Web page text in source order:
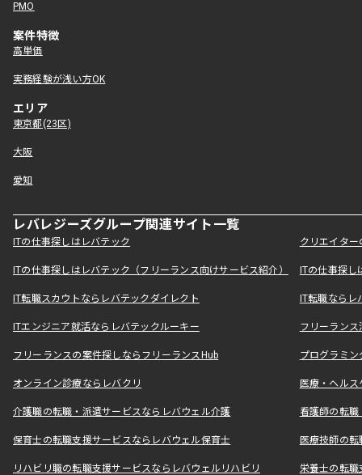
PMO
案件特徴
高単価
実務経験が浅い方OK
エリア
東京都(23区)
大阪
愛知
レバレジーズグループ関連サイト一覧
ITの仕事探しはレバテック クリエイタ
ITの仕事探しはレバテック（フリーランス向けサービス紹介） ITの仕事探
IT転職スカウトならレバテックダイレクト IT転職なら
ITエンジニア就活ならレバテックルーキー フリーラン
フリーランスの案件探しならフリーランスHub プログラミ
オンライン診療ならレバクリ 医療・ヘル
介護職の転職・派遣サービスならレバウェル介護 看護師の転
保育士の転職支援サービスならレバウェル保育士 医療技師の
リハビリ職の転職支援サービスならレバウェルリハビリ 栄養士の転